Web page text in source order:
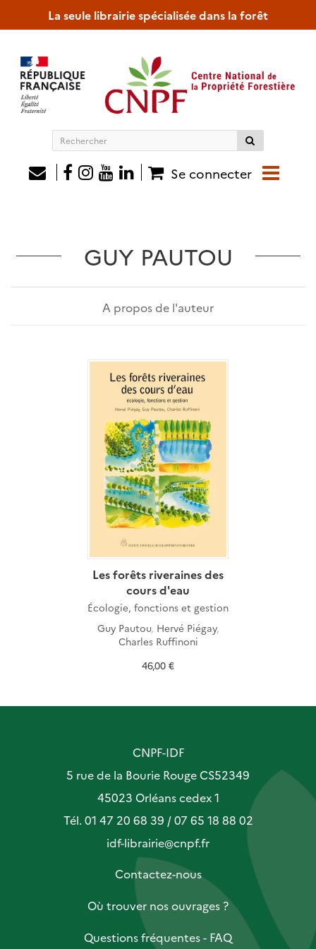
La seule librairie spécialisée dans la forêt
Rechercher
siteSe connecter
GUY PAUTOU
A propos de l'auteur
Les forêts riveraines des
cours d'eau
Écologie, fonctions et gestion
Guy Pautou, Hervé Piégay,
Charles Ruffinoni
46,00 €
CNPF-IDF
5 rue de la Bourie Rouge CS52349
45023 Orléans cedex 1
Tél. 01 47 20 68 39 / 07 65 18 88 02
idf-librairie@cnpf.fr
Contactez-nous
Où trouver nos ouvrages ?
Questions fréquentes - FAQ